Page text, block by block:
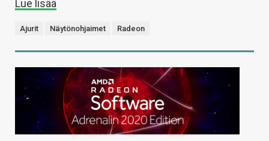
Lue lisää
Ajurit Näytönohjaimet Radeon